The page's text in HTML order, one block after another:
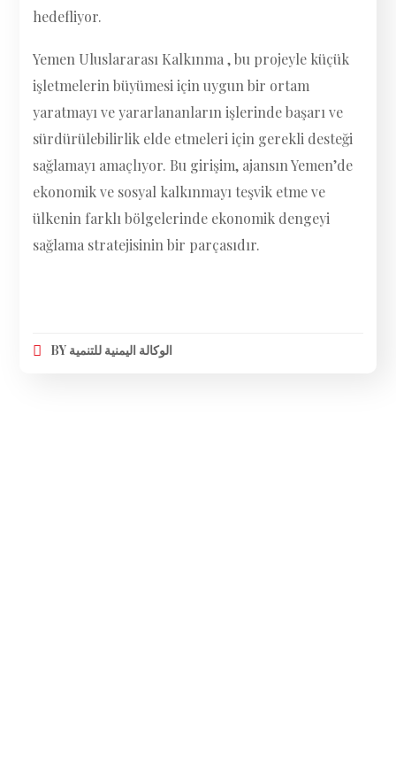
hedefliyor.
Yemen Uluslararası Kalkınma , bu projeyle küçük
işletmelerin büyümesi için uygun bir ortam
yaratmayı ve yararlananların işlerinde başarı ve
sürdürülebilirlik elde etmeleri için gerekli desteği
sağlamayı amaçlıyor. Bu girişim, ajansın Yemen’de
ekonomik ve sosyal kalkınmayı teşvik etme ve
ülkenin farklı bölgelerinde ekonomik dengeyi
sağlama stratejisinin bir parçasıdır.
BY الوكالة اليمنية للتنمية